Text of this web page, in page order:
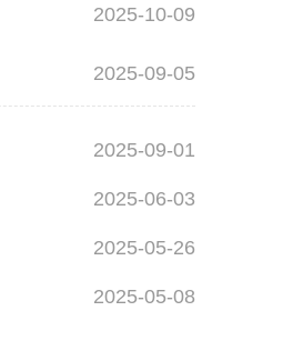
2025-10-09
2025-09-05
2025-09-01
2025-06-03
2025-05-26
2025-05-08